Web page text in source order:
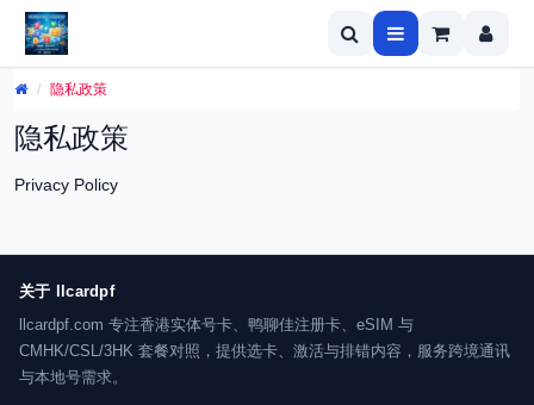
隐私政策
隐私政策
Privacy Policy
关于 llcardpf
llcardpf.com 专注香港实体号卡、鸭聊佳注册卡、eSIM 与
CMHK/CSL/3HK 套餐对照，提供选卡、激活与排错内容，服务跨境通讯
与本地号需求。